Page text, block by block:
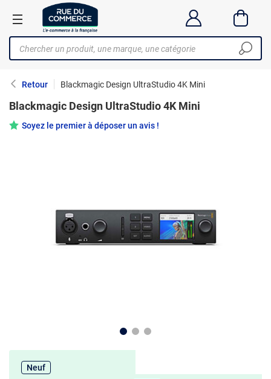
Retour Blackmagic Design UltraStudio 4K Mini
Blackmagic Design UltraStudio 4K Mini
Soyez le premier à déposer un avis !
Neuf